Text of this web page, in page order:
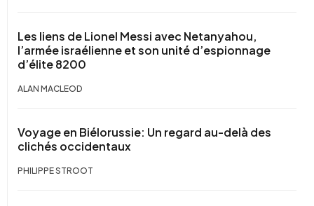
Les liens de Lionel Messi avec Netanyahou,
l’armée israélienne et son unité d’espionnage
d’élite 8200
ALAN MACLEOD
Voyage en Biélorussie: Un regard au-delà des
clichés occidentaux
PHILIPPE STROOT